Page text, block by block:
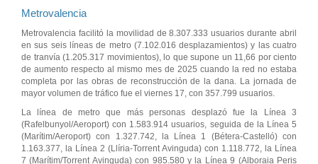
Metrovalencia
Metrovalencia facilitó la movilidad de 8.307.333 usuarios durante abril
en sus seis líneas de metro (7.102.016 desplazamientos) y las cuatro
de tranvía (1.205.317 movimientos), lo que supone un 11,66 por ciento
de aumento respecto al mismo mes de 2025 cuando la red no estaba
completa por las obras de reconstrucción de la dana. La jornada de
mayor volumen de tráfico fue el viernes 17, con 357.799 usuarios.
La línea de metro que más personas desplazó fue la Línea 3
(Rafelbunyol/Aeroport) con 1.583.914 usuarios, seguida de la Línea 5
(Marítim/Aeroport) con 1.327.742, la Línea 1 (Bétera-Castelló) con
1.163.377, la Línea 2 (Llíria-Torrent Avinguda) con 1.118.772, la Línea
7 (Marítim/Torrent Avinguda) con 985.580 y la Línea 9 (Alboraia Peris